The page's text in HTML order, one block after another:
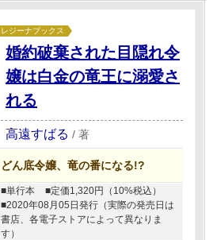
レジーナブックス
婚約破棄された目隠れ令
嬢は白金の竜王に溺愛さ
れる
高遠すばる / 著
どん底令嬢、竜の番になる!?
■単行本
■定価1,320円（10%税込）
■2020年08月05日発行（実際の発売日は
書店、各電子ストアによって異なりま
す）